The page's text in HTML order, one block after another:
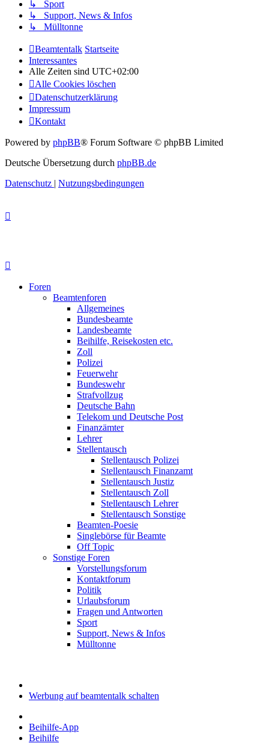
↳ Sport
↳ Support, News & Infos
↳ Mülltonne
Beamtentalk Startseite
Interessantes
Alle Zeiten sind UTC+02:00
Alle Cookies löschen
Datenschutzerklärung
Impressum
Kontakt
Powered by phpBB® Forum Software © phpBB Limited
Deutsche Übersetzung durch phpBB.de
Datenschutz | Nutzungsbedingungen
Foren
Beamtenforen
Allgemeines
Bundesbeamte
Landesbeamte
Beihilfe, Reisekosten etc.
Zoll
Polizei
Feuerwehr
Bundeswehr
Strafvollzug
Deutsche Bahn
Telekom und Deutsche Post
Finanzämter
Lehrer
Stellentausch
Stellentausch Polizei
Stellentausch Finanzamt
Stellentausch Justiz
Stellentausch Zoll
Stellentausch Lehrer
Stellentausch Sonstige
Beamten-Poesie
Singlebörse für Beamte
Off Topic
Sonstige Foren
Vorstellungsforum
Kontaktforum
Politik
Urlaubsforum
Fragen und Antworten
Sport
Support, News & Infos
Mülltonne
Werbung auf beamtentalk schalten
Beihilfe-App
Beihilfe